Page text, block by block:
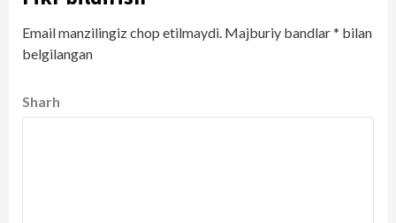
Email manzilingiz chop etilmaydi. Majburiy bandlar* bilan
belgilangan
Sharh